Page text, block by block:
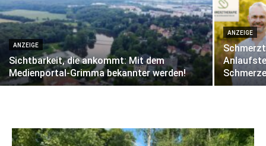
ANZEIGE
Sichtbarkeit, die ankommt: Mit dem
Medienportal-Grimma bekannter werden!
ANZEIGE